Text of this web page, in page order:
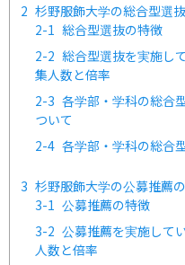
2 杉野服飾大学の総合型選
2-1 総合型選抜の特徴
2-2 総合型選抜を実施し
集人数と倍率
2-3 各学部・学科の総合
ついて
2-4 各学部・学科の総合
3 杉野服飾大学の公募推薦
3-1 公募推薦の特徴
3-2 公募推薦を実施して
人数と倍率